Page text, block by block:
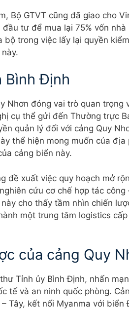
Bộ GTVT cũng đã giao cho
tư để mua lại 75% vốn
bộ trong việc lấy lại quyền
Bình Định
Nhơn đóng vai trò quan trọng
cụ thể gửi đến Thường trực
quản lý đối với cảng Quy
thể hiện mong muốn của
cảng biển này.
đề xuất việc quy hoạch mở
cứu cơ chế hợp tác
cho thấy tầm nhìn chiến
một trung tâm logistics
của cảng Quy
Tỉnh ủy Bình Định, nhấn
tế và an ninh quốc phòng.
Tây, kết nối Myanma với biển